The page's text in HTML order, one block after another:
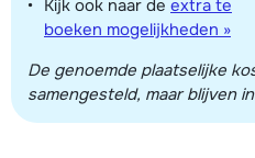
Kijk ook naar de extra te
boeken mogelijkheden »
De genoemde plaatselijke
samengesteld, maar blijven